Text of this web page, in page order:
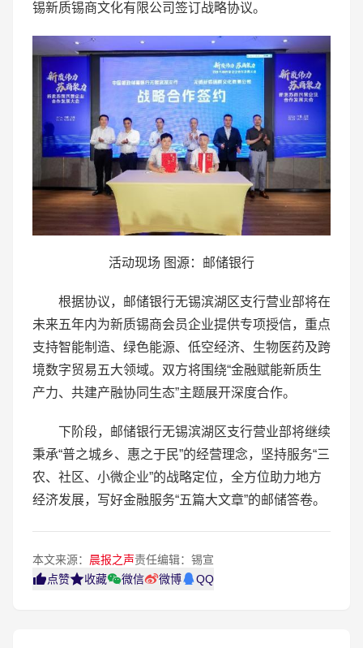
锡新质锡商文化有限公司签订战略协议。
活动现场 图源：邮储银行
根据协议，邮储银行无锡滨湖区支行营业部将在
未来五年内为新质锡商会员企业提供专项授信，重点
支持智能制造、绿色能源、低空经济、生物医药及跨
境数字贸易五大领域。双方将围绕“金融赋能新质生
产力、共建产融协同生态”主题展开深度合作。
下阶段，邮储银行无锡滨湖区支行营业部将继续
秉承“普之城乡、惠之于民”的经营理念，坚持服务“三
农、社区、小微企业”的战略定位，全方位助力地方
经济发展，写好金融服务“五篇大文章”的邮储答卷。
本文来源： 晨报之声责任编辑：锡宣
点赞
收藏 微信 微博 QQ